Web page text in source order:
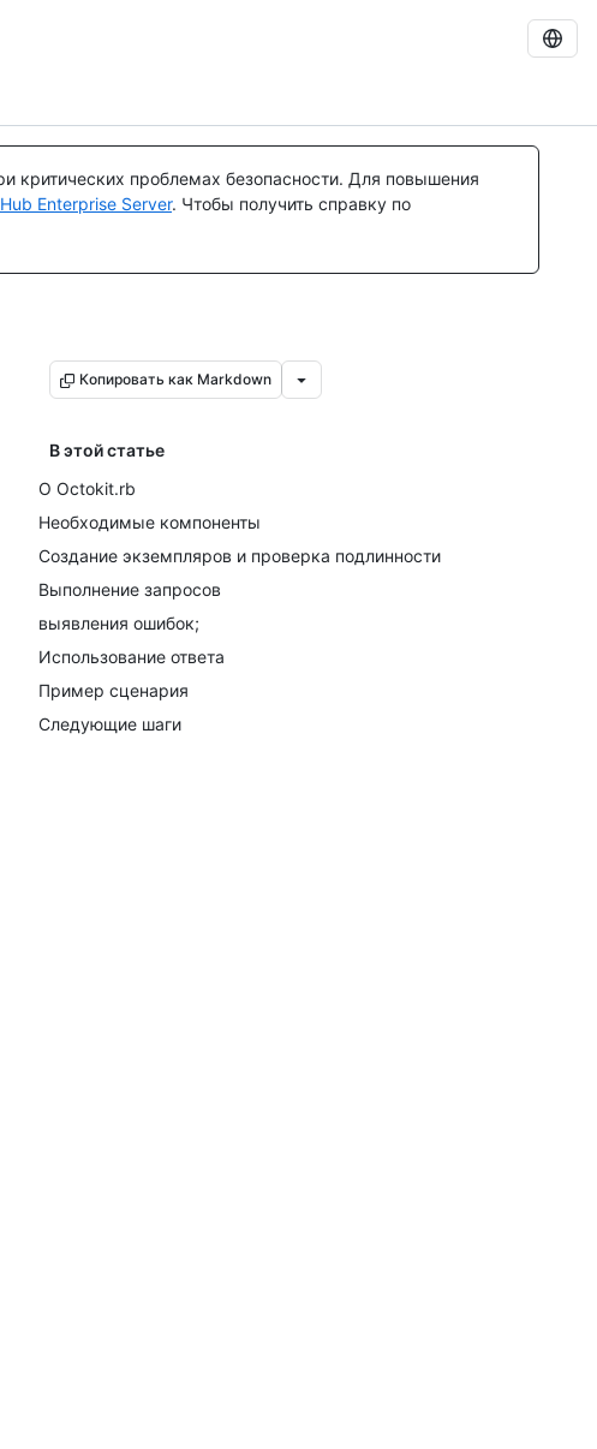
критических проблемах безопасности. Для повышения
Enterprise Server. Чтобы получить справку по
Копировать как Markdown
В этой статье
О Octokit.rb
Необходимые компоненты
Создание экземпляров и проверка подлинности
Выполнение запросов
выявления ошибок;
Использование ответа
Пример сценария
Следующие шаги